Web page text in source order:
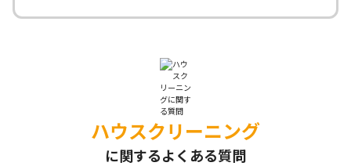
決してお客様を責めることはありません。これま
フは皆プロ意識を持って対応いたします。秘密厳守
でお客様の気持ちに寄り添います。
ハウスクリーニング
に関するよくある質問